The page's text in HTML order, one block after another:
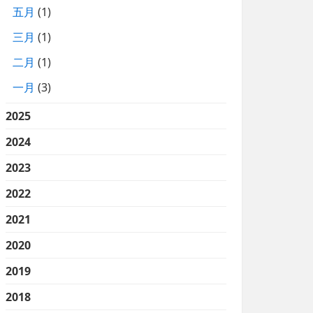
五月 (1)
三月 (1)
二月 (1)
一月 (3)
2025
2024
2023
2022
2021
2020
2019
2018